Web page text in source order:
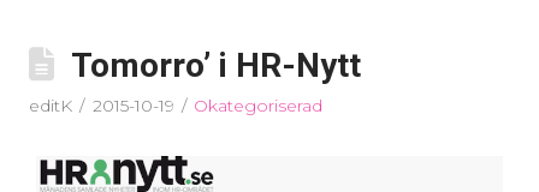
Tomorro’ i HR-Nytt
editK 2015-10-19 Okategoriserad